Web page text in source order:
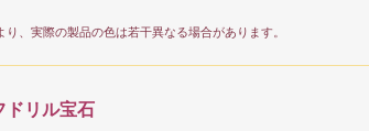
、実際の製品の色は若干異なる場合があります。
ドリル宝石